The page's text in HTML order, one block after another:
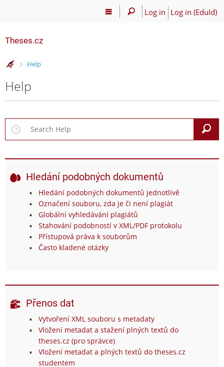
Log in Log in (EduId)
Theses.cz
>Help
Help
Hledání podobných dokumentů
Hledání podobných dokumentů jednotlivě
Označení souboru, zda je či není plagiát
Globální vyhledávání plagiátů
Stahování podobností v XML/PDF protokolu
Přístupová práva k souborům
Často kladené otázky
Přenos dat
Vytvoření XML souboru s metadaty
Vložení metadat a stažení plných textů do
theses.cz (pro správce)
Vložení metadat a plných textů do theses.cz
studentem